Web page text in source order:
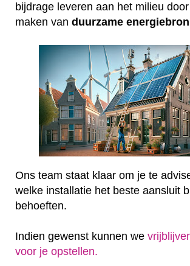
bijdrage leveren aan het milieu
maken van duurzame
Ons team staat klaar om je te
welke installatie het beste aansluit
behoeften.
Indien gewenst kunnen we
voor je opstellen.